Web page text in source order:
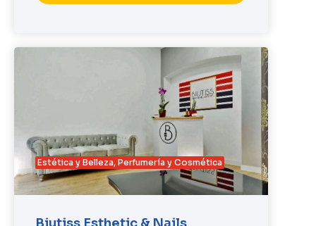
Estética y Belleza, Perfumería y Cosmética